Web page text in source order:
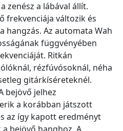
zenész a lábával állít.
frekvenciája változik és
hangzás. Az automata Wah
függvényében
Ritkán
rézfúvósoknál, néha
gitárkíséreteknél.
bejövő jelhez
a korábban játszott
az így kapott eredményt